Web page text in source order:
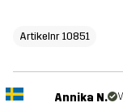
Artikelnr 10851
Annika N.